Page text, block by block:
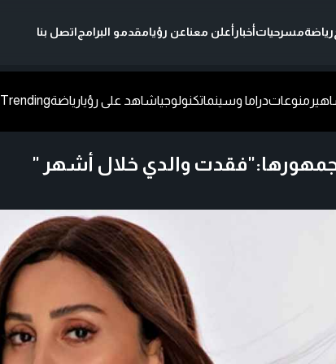
رياضةمسرحياتأخبارأعلن معناعن رؤيامقدمو البرامجاتصل بنا
منوعاتدراما وسينماتكنولوجياشاهد على رؤيارياضةTrending
جمهورها:"فقدت والدي خلال أشهر "